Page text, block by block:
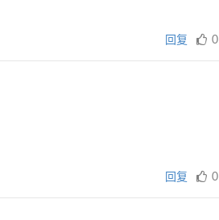
回复 0
回复 0